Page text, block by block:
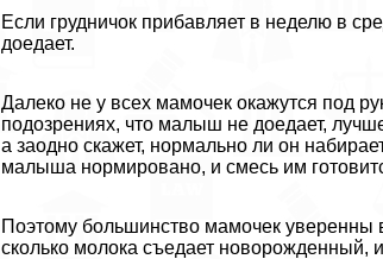
Если грудничок прибавляет в неделю в
доедает.
Далеко не у всех мамочек окажутся под
подозрениях, что малыш не доедает,
а заодно скажет, нормально ли он
малыша нормировано, и смесь им
Поэтому большинство мамочек
сколько молока съедает новорожденный,